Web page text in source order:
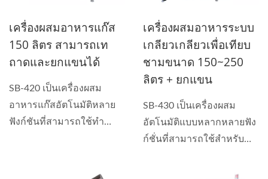
เครื่องผสมอาหารแก๊ส
150 ลิตร สามารถเท
ถาดและยกแขนได้
SB-420 เป็นเครื่องผสม
อาหารแก๊สอัตโนมัติหลาย
ฟังก์ชันที่สามารถใช้ทำ
เครื่องผสมอาหารระบบ
เกลียวเกลียวเพื่อเทียบ
ชามขนาด 150~250
ลิตร + ยกแขน
SB-430 เป็นเครื่องผสม
อัตโนมัติแบบหลากหลายฟัง
ก์ชั่นที่สามารถใช้สำหรับ